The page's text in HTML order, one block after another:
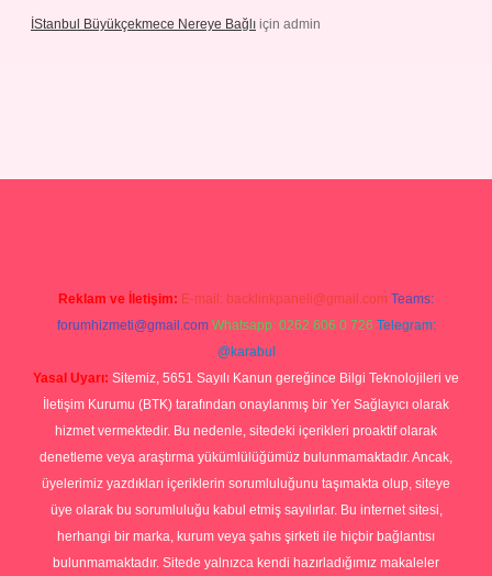
İStanbul Büyükçekmece Nereye Bağlı için admin
Reklam ve İletişim: E-mail: backlinkpaneli@gmail.com Teams:
forumhizmeti@gmail.com Whatsapp: 0262 606 0 726 Telegram:
@karabul
Yasal Uyarı: Sitemiz, 5651 Sayılı Kanun gereğince Bilgi Teknolojileri ve
İletişim Kurumu (BTK) tarafından onaylanmış bir Yer Sağlayıcı olarak
hizmet vermektedir. Bu nedenle, sitedeki içerikleri proaktif olarak
denetleme veya araştırma yükümlülüğümüz bulunmamaktadır. Ancak,
üyelerimiz yazdıkları içeriklerin sorumluluğunu taşımakta olup, siteye
üye olarak bu sorumluluğu kabul etmiş sayılırlar. Bu internet sitesi,
herhangi bir marka, kurum veya şahıs şirketi ile hiçbir bağlantısı
bulunmamaktadır. Sitede yalnızca kendi hazırladığımız makaleler